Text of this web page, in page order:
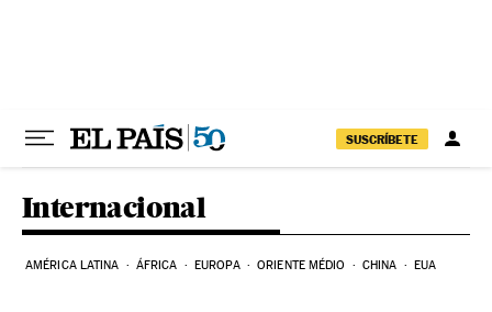
SUSCRÍBETE
Internacional
AMÉRICA LATINA ÁFRICA EUROPA ORIENTE MÉDIO CHINA EUA